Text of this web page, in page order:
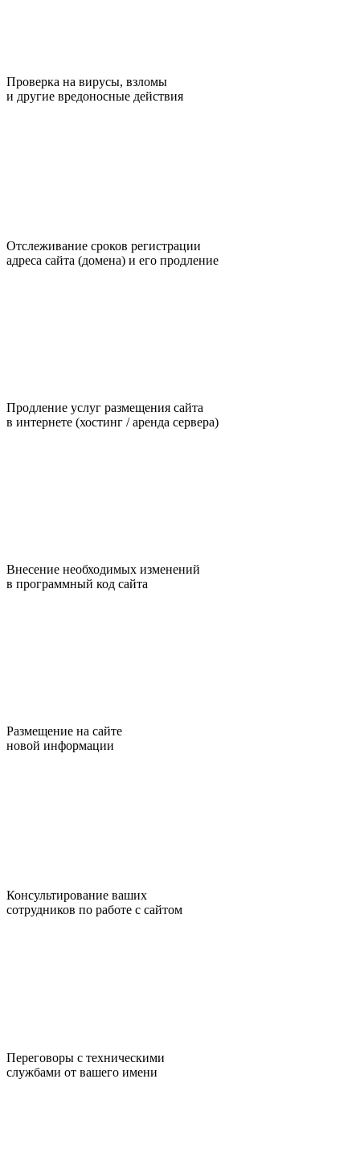
Проверка на вирусы, взломы
и другие вредоносные действия
Отслеживание сроков регистрации
адреса сайта (домена) и его продление
Продление услуг размещения сайта
в интернете (хостинг / аренда сервера)
Внесение необходимых изменений
в программный код сайта
Размещение на сайте
новой информации
Консультирование ваших
сотрудников по работе с сайтом
Переговоры с техническими
службами от вашего имени